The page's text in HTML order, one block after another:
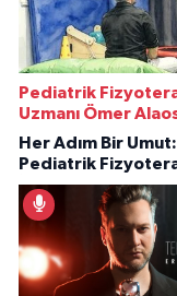
Pediatrik
Uzmanı Ömer
Her Adım Bir Umut:
Pediatrik
İlham Veren